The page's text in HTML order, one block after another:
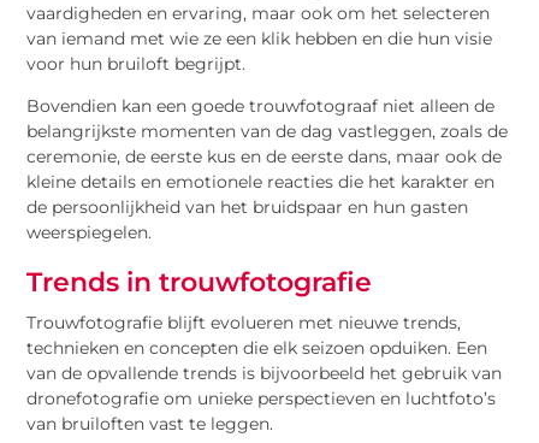
vaardigheden en ervaring, maar ook om het selecteren
van iemand met wie ze een klik hebben en die hun visie
voor hun bruiloft begrijpt.
Bovendien kan een goede trouwfotograaf niet alleen de
belangrijkste momenten van de dag vastleggen, zoals de
ceremonie, de eerste kus en de eerste dans, maar ook de
kleine details en emotionele reacties die het karakter en
de persoonlijkheid van het bruidspaar en hun gasten
weerspiegelen.
Trends in trouwfotografie
Trouwfotografie blijft evolueren met nieuwe trends,
technieken en concepten die elk seizoen opduiken. Een
van de opvallende trends is bijvoorbeeld het gebruik van
dronefotografie om unieke perspectieven en luchtfoto’s
van bruiloften vast te leggen.